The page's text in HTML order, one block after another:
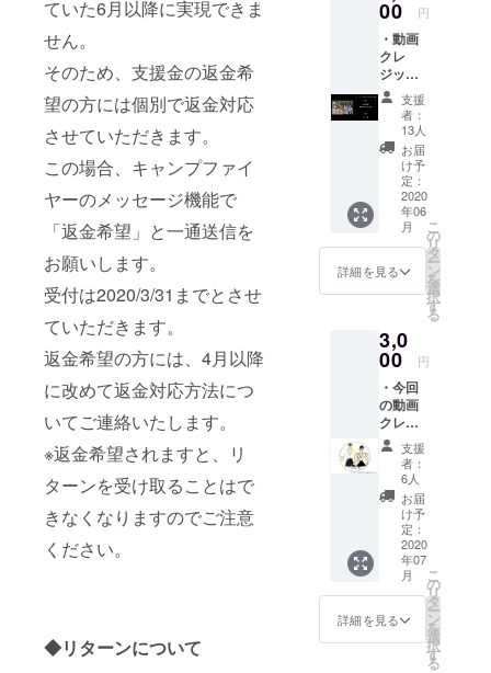
ていた6月以降に実現できま
せん。
そのため、支援金の返金希
望の方には個別で返金対応
させていただきます。
この場合、キャンプファイ
ヤーのメッセージ機能で
「返金希望」と一通送信を
お願いします。
受付は2020/3/31までとさせ
ていただきます。
返金希望の方には、4月以降
に改めて返金対応方法につ
いてご連絡いたします。
※返金希望されますと、リ
ターンを受け取ることはで
きなくなりますのでご注意
ください。
◆リターンについて
00 円
・動画
クレ
ジット
に支援
者名を
記載 ※
備考欄
にクレ
ジット
記載名
を入力
してく
ださ
い。指
定がな
い場
援者様
のフル
ネーム
を記載
致しま
す。
支援
者：
13人
お届
け予
定：
2020
年06
月
詳細を見る
こ
の
リ
タ
ー
ン
を
選
択
す
る
3,0
00 円
・今回
の動画
クレ
ジット
に支援
者名を
記載 ・
オリジ
ナルス
テッ
カー ※
備考欄
にクレ
ジット
記載名
を入力
支援
者：
6人
お届
け予
定：
2020
年07
月
詳細を見る
こ
の
リ
タ
ー
ン
を
選
択
す
る